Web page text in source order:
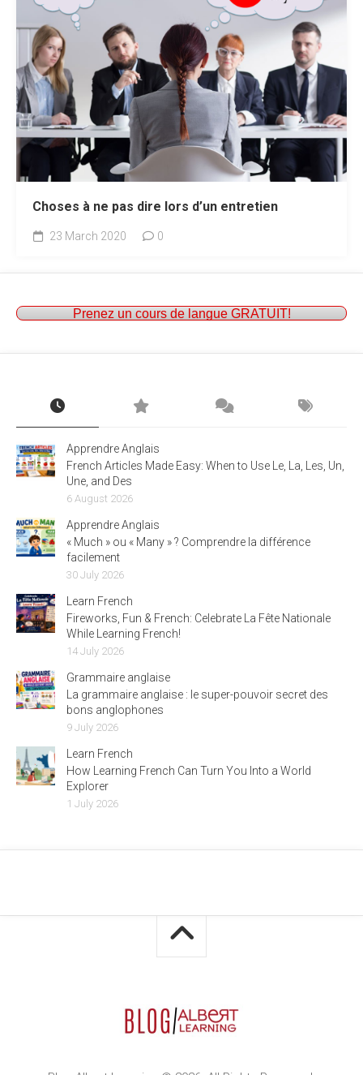
Choses à ne pas dire lors d’un entretien
23 March 2020 0
Prenez un cours de langue GRATUIT!
Apprendre Anglais
French Articles Made Easy: When to Use Le, La, Les, Un,
Une, and Des
6 August 2026
Apprendre Anglais
« Much » ou « Many » ? Comprendre la différence
facilement
30 July 2026
Learn French
Fireworks, Fun & French: Celebrate La Fête Nationale
While Learning French!
14 July 2026
Grammaire anglaise
La grammaire anglaise : le super-pouvoir secret des
bons anglophones
9 July 2026
Learn French
How Learning French Can Turn You Into a World
Explorer
1 July 2026